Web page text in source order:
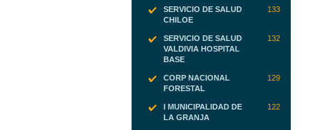
SERVICIO DE SALUD
CHILOE
133
SERVICIO DE SALUD
VALDIVIA HOSPITAL
BASE
132
CORP NACIONAL
FORESTAL
129
I MUNICIPALIDAD DE
LA GRANJA
122